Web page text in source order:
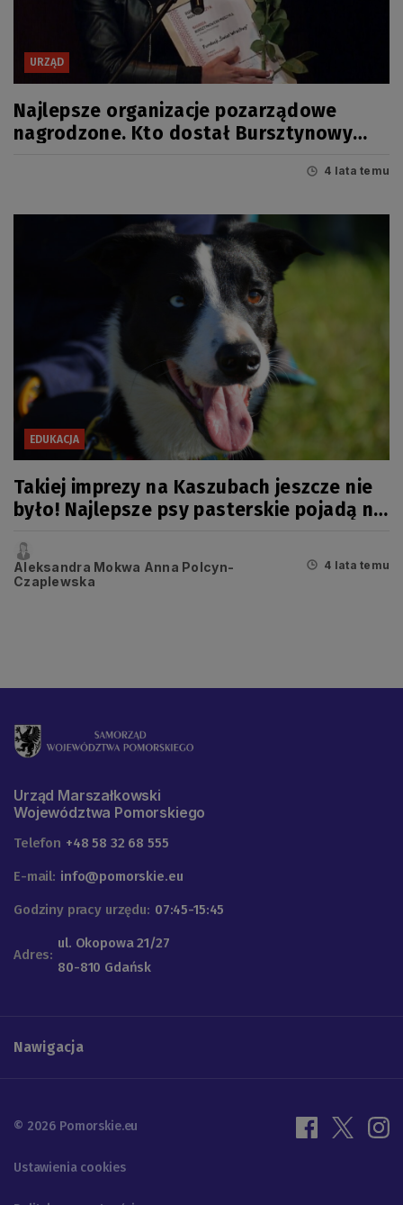
URZĄD
Najlepsze organizacje pozarządowe
nagrodzone. Kto dostał Bursztynowy
4 lata temu
EDUKACJA
Takiej imprezy na Kaszubach jeszcze nie
było! Najlepsze psy pasterskie pojadą na
Aleksandra Mokwa Anna Polcyn-
Czaplewska
4 lata temu
Urząd Marszałkowski
Województwa Pomorskiego
Telefon +48 58 32 68 555
E-mail: info@pomorskie.eu
Godziny pracy urzędu: 07:45-15:45
Adres:
ul. Okopowa 21/27
80-810 Gdańsk
Nawigacja
© 2026 Pomorskie.eu
Ustawienia cookies